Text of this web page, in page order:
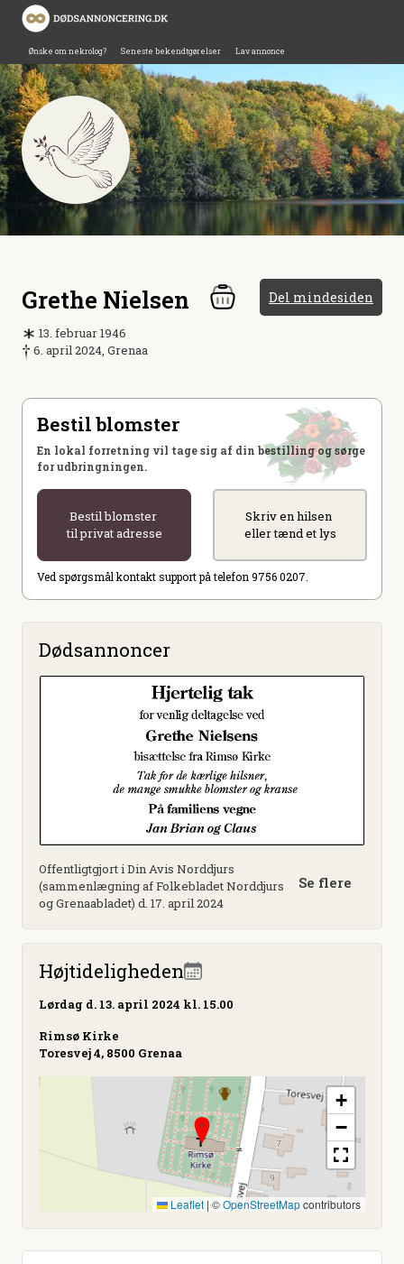
Ønske om nekrolog? Seneste bekendtgørelser Lav annonce
Grethe Nielsen Del mindesiden
13. februar 1946
6. april 2024, Grenaa
Bestil blomster
En lokal forretning vil tage sig af din bestilling og sørge
for udbringningen.
Bestil blomster
til privat adresse
Skriv en hilsen
eller tænd et lys
Ved spørgsmål kontakt support på telefon 9756 0207.
Dødsannoncer
Offentligtgjort i Din Avis Norddjurs
(sammenlægning af Folkebladet Norddjurs
og Grenaabladet) d. 17. april 2024
Se flere
Højtideligheden
Lørdag d. 13. april 2024 kl. 15.00
Rimsø Kirke
Toresvej 4, 8500 Grenaa
+
−
Leaflet | ©OpenStreetMapcontributors